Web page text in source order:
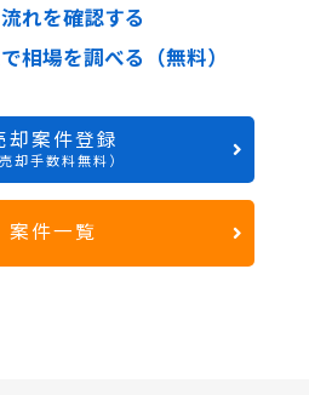
れを確認する
相場を調べる（無料）
却案件登録
売却手数料無料）
案件一覧